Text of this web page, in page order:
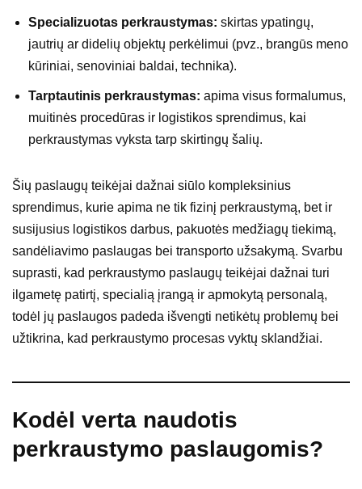
Specializuotas perkraustymas: skirtas ypatingų,
jautrių ar didelių objektų perkėlimui (pvz., brangūs meno
kūriniai, senoviniai baldai, technika).
Tarptautinis perkraustymas: apima visus formalumus,
muitinės procedūras ir logistikos sprendimus, kai
perkraustymas vyksta tarp skirtingų šalių.
Šių paslaugų teikėjai dažnai siūlo kompleksinius
sprendimus, kurie apima ne tik fizinį perkraustymą, bet ir
susijusius logistikos darbus, pakuotės medžiagų tiekimą,
sandėliavimo paslaugas bei transporto užsakymą. Svarbu
suprasti, kad perkraustymo paslaugų teikėjai dažnai turi
ilgametę patirtį, specialią įrangą ir apmokytą personalą,
todėl jų paslaugos padeda išvengti netikėtų problemų bei
užtikrina, kad perkraustymo procesas vyktų sklandžiai.
Kodėl verta naudotis
perkraustymo paslaugomis?